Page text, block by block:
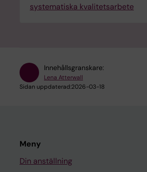
systematiska kvalitetsarbete
Innehållsgranskare:
Lena Atterwall
Sidan uppdaterad:2026-03-18
Meny
Din anställning